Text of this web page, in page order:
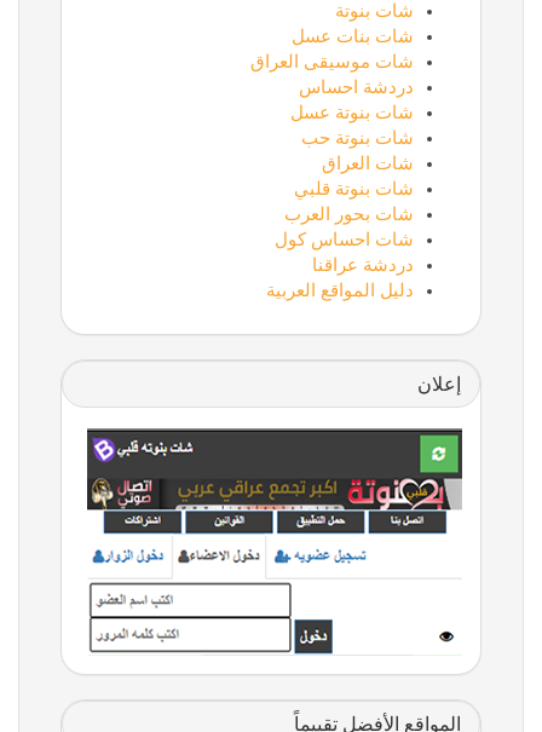
شات بنوتة
شات بنات عسل
شات موسيقى العراق
دردشة احساس
شات بنوتة عسل
شات بنوتة حب
شات العراق
شات بنوتة قلبي
شات بحور العرب
شات احساس كول
دردشة عراقنا
دليل المواقع العربية
إعلان
المواقع الأفضل تقييماً